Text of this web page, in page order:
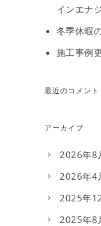
インエナ
冬季休暇
施工事例
最近のコメント
アーカイブ
2026年8
2026年4
2025年
2025年8